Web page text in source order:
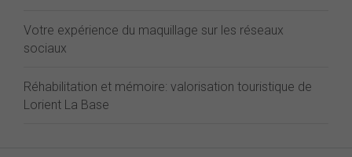
Votre expérience du maquillage sur les réseaux
sociaux
Réhabilitation et mémoire: valorisation touristique de
Lorient La Base